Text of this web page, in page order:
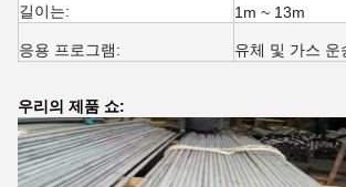
길이는: 1m ~ 13m
응용 프로그램: 유체 및 가스
우리의 제품 쇼: